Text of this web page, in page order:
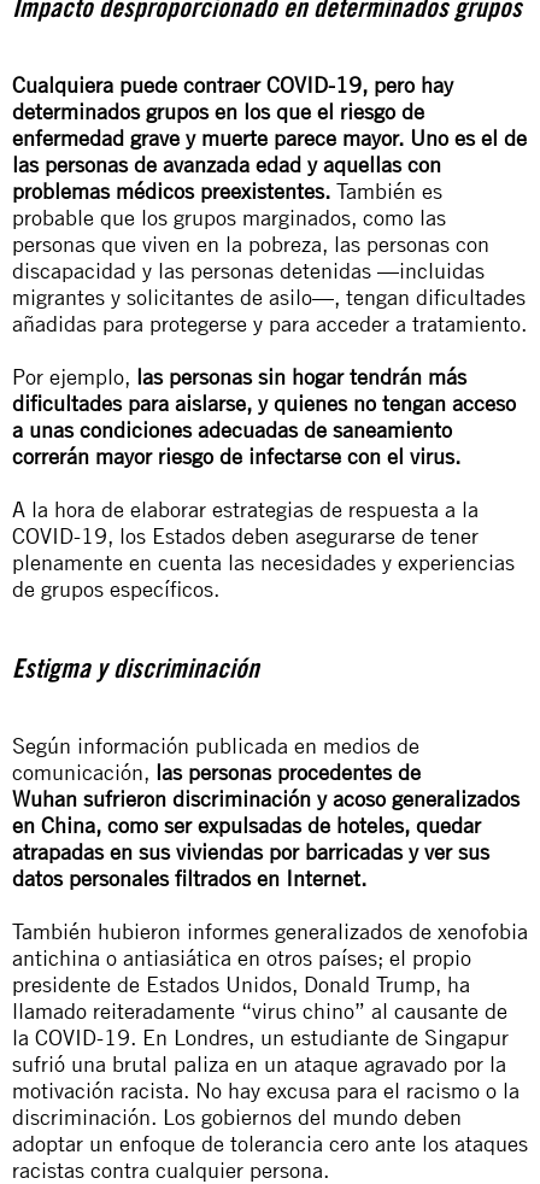
Impacto desproporcionado en determinados grupos
Cualquiera puede contraer COVID-19, pero hay
determinados grupos en los que el riesgo de
enfermedad grave y muerte parece mayor. Uno es el de
las personas de avanzada edad y aquellas con
problemas médicos preexistentes. También es
probable que los grupos marginados, como las
personas que viven en la pobreza, las personas con
discapacidad y las personas detenidas —incluidas
migrantes y solicitantes de asilo—, tengan dificultades
añadidas para protegerse y para acceder a tratamiento.
Por ejemplo, las personas sin hogar tendrán más
dificultades para aislarse, y quienes no tengan acceso
a unas condiciones adecuadas de saneamiento
correrán mayor riesgo de infectarse con el virus.
A la hora de elaborar estrategias de respuesta a la
COVID-19, los Estados deben asegurarse de tener
plenamente en cuenta las necesidades y experiencias
de grupos específicos.
Estigma y discriminación
Según información publicada en medios de
comunicación, las personas procedentes de
Wuhan sufrieron discriminación y acoso generalizados
en China, como ser expulsadas de hoteles, quedar
atrapadas en sus viviendas por barricadas y ver sus
datos personales filtrados en Internet.
También hubieron informes generalizados de xenofobia
antichina o antiasiática en otros países; el propio
presidente de Estados Unidos, Donald Trump, ha
llamado reiteradamente “virus chino” al causante de
la COVID-19. En Londres, un estudiante de Singapur
sufrió una brutal paliza en un ataque agravado por la
motivación racista. No hay excusa para el racismo o la
discriminación. Los gobiernos del mundo deben
adoptar un enfoque de tolerancia cero ante los ataques
racistas contra cualquier persona.